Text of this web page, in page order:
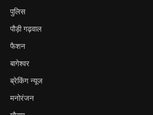
पुलिस
पौड़ी गढ़वाल
फैशन
बागेश्वर
ब्रेकिंग न्यूज
मनोरंजन